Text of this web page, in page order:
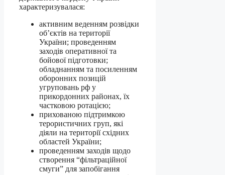
характеризувалася:
активним веденням розвідки
об’єктів на території
України; проведенням
заходів оперативної та
бойової підготовки;
обладнанням та посиленням
оборонних позицій
угруповань рф у
прикордонних районах, їх
частковою ротацією;
прихованою підтримкою
терористичних груп, які
діяли на території східних
областей України;
проведенням заходів щодо
створення “фільтраційної
смуги” для запобігання